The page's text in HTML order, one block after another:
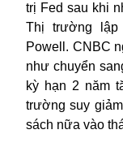
trị Fed sau khi
Thị trường
Powell. CNBC
như chuyển
kỳ hạn 2 năm
trường suy
sách nữa vào